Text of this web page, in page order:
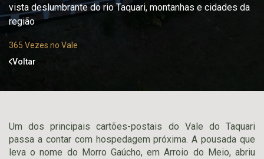
vista deslumbrante do rio Taquari, montanhas e cidades da
região
365 Vezes no Vale
Voltar
Um dos principais cartões-postais do Vale do Taquari
passa a contar com hospedagem próxima. A pousada que
leva o nome do Morro Gaúcho, em Arroio do Meio, abriu